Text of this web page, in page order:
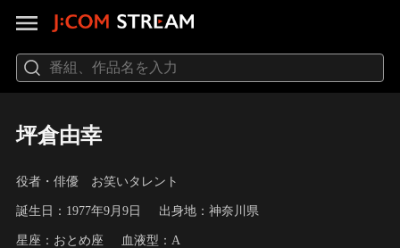
坪倉由幸
役者・俳優 お笑いタレント
誕生日：1977年9月9日 出身地：神奈川県
星座：おとめ座 血液型：A